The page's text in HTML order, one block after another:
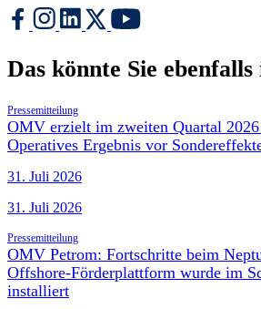
Das könnte Sie
Pressemitteilung
OMV erzielt im zweiten Quartal 2026
Operatives Ergebnis vor
31. Juli 2026
31. Juli 2026
Pressemitteilung
OMV Petrom: Fortschritte beim
Offshore-Förderplattform wurde im
installiert